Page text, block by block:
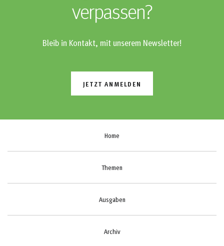
verpassen?
Bleib in Kontakt, mit unserem Newsletter!
JETZT ANMELDEN
Home
Themen
Ausgaben
Archiv